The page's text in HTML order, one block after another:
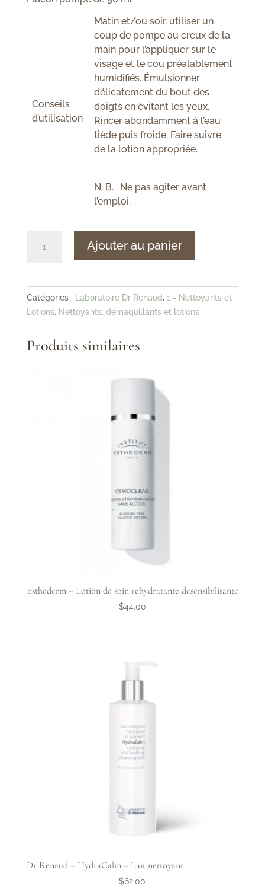
Conseils
d’utilisation
Matin et/ou soir, utiliser un
coup de pompe au creux de la
main pour l’appliquer sur le
visage et le cou préalablement
humidifiés. Émulsionner
délicatement du bout des
doigts en évitant les yeux.
Rincer abondamment à l’eau
tiède puis froide. Faire suivre
de la lotion appropriée.
N. B. : Ne pas agiter avant
l’emploi.
-
Mousse
antipollution
Ajouter au panier
Catégories : Laboratoire Dr Renaud, 1 - Nettoyants et
Lotions, Nettoyants, démaquillants et lotions
Produits similaires
Esthederm – Lotion de soin rehydratante desensibilisante
$44.00
Dr Renaud – HydraCalm – Lait nettoyant
$62.00